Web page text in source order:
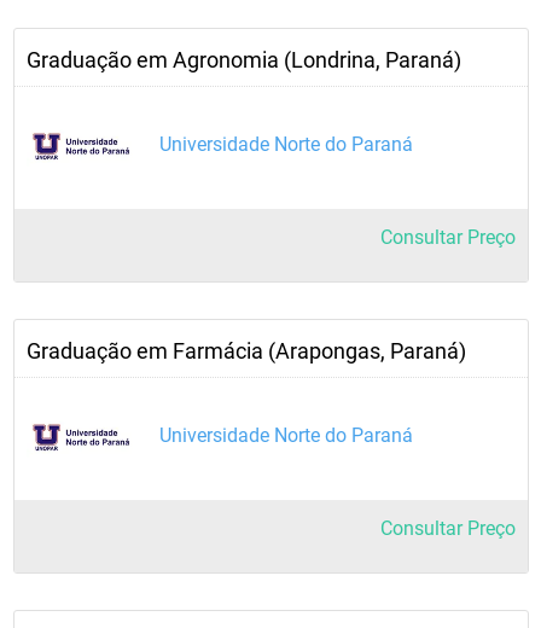
Graduação em Agronomia (Londrina, Paraná)
Universidade Norte do Paraná
Consultar Preço
Graduação em Farmácia (Arapongas, Paraná)
Universidade Norte do Paraná
Consultar Preço